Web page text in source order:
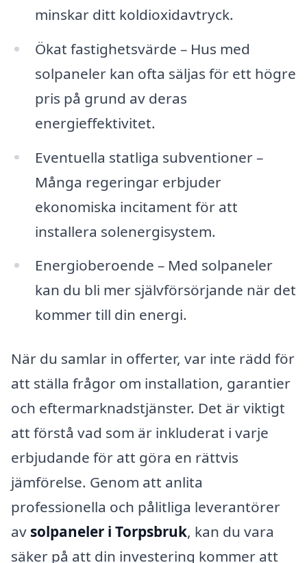
minskar ditt koldioxidavtryck.
Ökat fastighetsvärde – Hus med
solpaneler kan ofta säljas för ett högre
pris på grund av deras
energieffektivitet.
Eventuella statliga subventioner –
Många regeringar erbjuder
ekonomiska incitament för att
installera solenergisystem.
Energioberoende – Med solpaneler
kan du bli mer självförsörjande när det
kommer till din energi.
När du samlar in offerter, var inte rädd för
att ställa frågor om installation, garantier
och eftermarknadstjänster. Det är viktigt
att förstå vad som är inkluderat i varje
erbjudande för att göra en rättvis
jämförelse. Genom att anlita
professionella och pålitliga leverantörer
av solpaneler i Torpsbruk, kan du vara
säker på att din investering kommer att